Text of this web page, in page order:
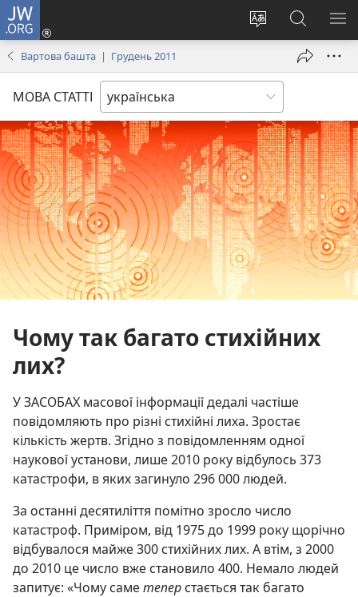
JW.ORG
Змінити
Увійти
(відкривається
вікні)
Пошук
на
сайті
Вартова башта | Грудень 2011
МОВА СТАТТІ
Чому так багато стихійних
лих?
У ЗАСОБАХ масової інформації дедалі частіше
повідомляють про різні стихійні лиха. Зростає
кількість жертв. Згідно з повідомленням одної
наукової установи, лише 2010 року відбулось 373
катастрофи, в яких загинуло 296 000 людей.
За останні десятиліття помітно зросло число
катастроф. Приміром, від 1975 до 1999 року щорічно
відбувалося майже 300 стихійних лих. А втім, з 2000
до 2010 це число вже становило 400. Немало людей
запитує: «Чому саме теперстається так багато